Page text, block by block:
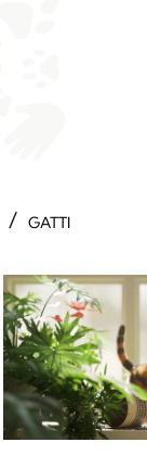
/ GATTI